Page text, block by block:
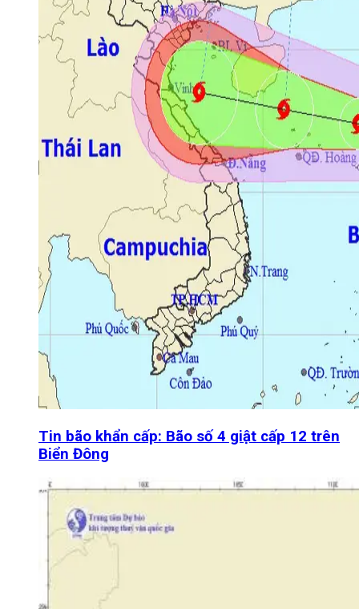
Tin bão khẩn cấp: Bão số 4 giật cấp 12 trên
Biển Đông